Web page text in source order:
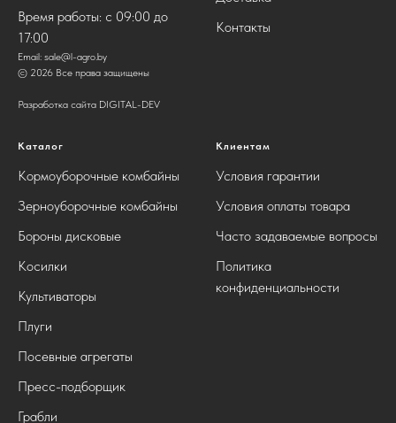
Время работы: с 09:00 до
17:00
Email: sale@l-agro.by
© 2026 Все права защищены
Разработка сайта DIGITAL-DEV
Контакты
Каталог
Кормоуборочные комбайны
Зерноуборочные комбайны
Бороны дисковые
Косилки
Культиваторы
Плуги
Посевные агрегаты
Пресс-подборщик
Грабли
Клиентам
Условия гарантии
Условия оплаты товара
Часто задаваемые вопросы
Политика
конфиденциальности